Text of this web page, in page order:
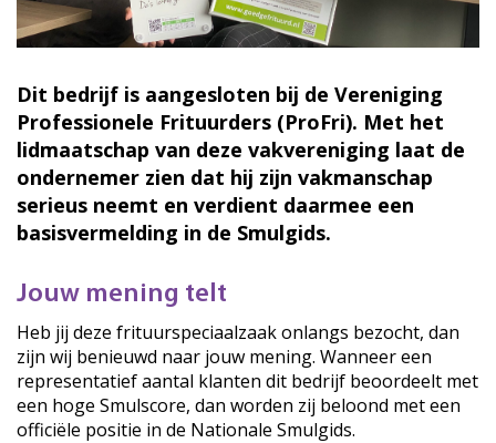
Dit bedrijf is aangesloten bij de Vereniging
Professionele Frituurders (ProFri). Met het
lidmaatschap van deze vakvereniging laat de
ondernemer zien dat hij zijn vakmanschap
serieus neemt en verdient daarmee een
basisvermelding in de Smulgids.
Jouw mening telt
Heb jij deze frituurspeciaalzaak onlangs bezocht, dan
zijn wij benieuwd naar jouw mening. Wanneer een
representatief aantal klanten dit bedrijf beoordeelt met
een hoge Smulscore, dan worden zij beloond met een
officiële positie in de Nationale Smulgids.